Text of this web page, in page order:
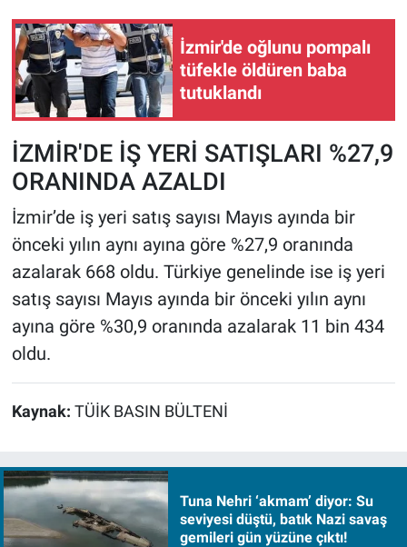
İzmir'de oğlunu pompalı
tüfekle öldüren baba
tutuklandı
İZMİR'DE İŞ YERİ SATIŞLARI %27,9
ORANINDA AZALDI
İzmir’de iş yeri satış sayısı Mayıs ayında bir
önceki yılın aynı ayına göre %27,9 oranında
azalarak 668 oldu. Türkiye genelinde ise iş yeri
satış sayısı Mayıs ayında bir önceki yılın aynı
ayına göre %30,9 oranında azalarak 11 bin 434
oldu.
Kaynak: TÜİK BASIN BÜLTENİ
Tuna Nehri ‘akmam’ diyor: Su
seviyesi düştü, batık Nazi savaş
gemileri gün yüzüne çıktı!